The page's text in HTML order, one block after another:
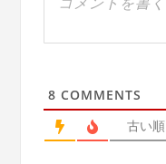
8 COMMENTS
古い順